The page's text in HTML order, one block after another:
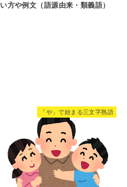
い方や例文（語源由来・類義語）
「や」で始まる三文字熟語